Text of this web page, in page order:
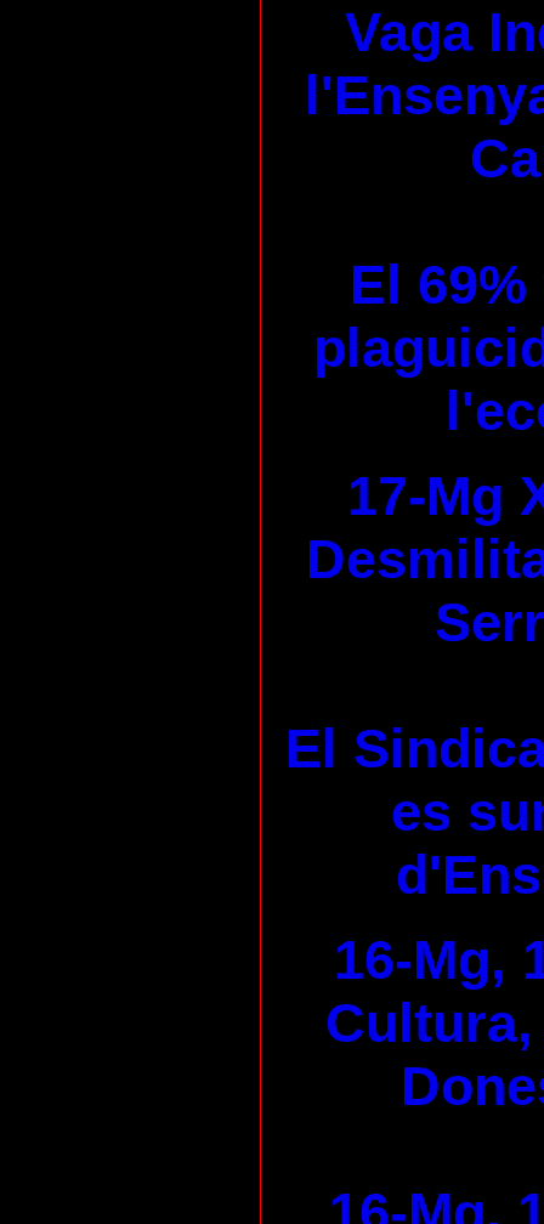
Vaga
El
17-Mg
El
es
16-Mg,